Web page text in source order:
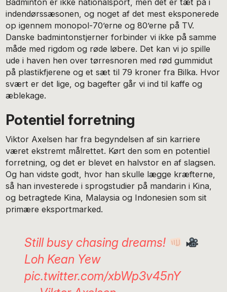
Badminton er ikke nationalsport, men det er tæt på i
indendørssæsonen, og noget af det mest eksponerede
op igennem monopol-70’erne og 80’erne på TV.
Danske badmintonstjerner forbinder vi ikke på samme
måde med rigdom og røde løbere. Det kan vi jo spille
ude i haven hen over tørresnoren med rød gummidut
på plastikfjerene og et sæt til 79 kroner fra Bilka. Hvor
svært er det lige, og bagefter går vi ind til kaffe og
æblekage.
Potentiel forretning
Viktor Axelsen har fra begyndelsen af sin karriere
været ekstremt målrettet. Kørt den som en potentiel
forretning, og det er blevet en halvstor en af slagsen.
Og han vidste godt, hvor han skulle lægge kræfterne,
så han investerede i sprogstudier på mandarin i Kina,
og betragtede Kina, Malaysia og Indonesien som sit
primære eksportmarked.
Still busy chasing dreams!
Loh Kean Yew
pic.twitter.com/xbWp3v45nY